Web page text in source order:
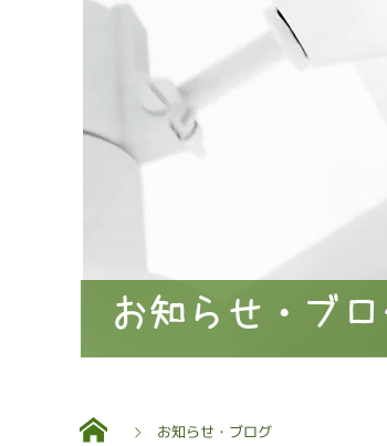
お知らせ・ブロ
お知らせ・ブログ